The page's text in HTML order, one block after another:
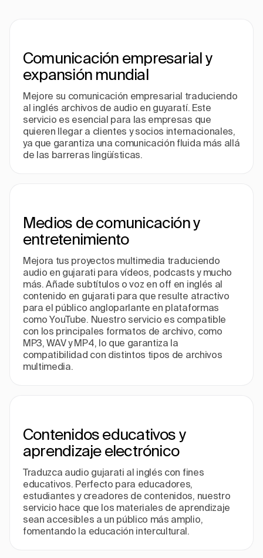
Comunicación empresarial y
expansión mundial
Mejore su comunicación empresarial traduciendo
al inglés archivos de audio en guyaratí. Este
servicio es esencial para las empresas que
quieren llegar a clientes y socios internacionales,
ya que garantiza una comunicación fluida más allá
de las barreras lingüísticas.
Medios de comunicación y
entretenimiento
Mejora tus proyectos multimedia traduciendo
audio en gujarati para vídeos, podcasts y mucho
más. Añade subtítulos o voz en off en inglés al
contenido en gujarati para que resulte atractivo
para el público angloparlante en plataformas
como YouTube. Nuestro servicio es compatible
con los principales formatos de archivo, como
MP3, WAV y MP4, lo que garantiza la
compatibilidad con distintos tipos de archivos
multimedia.
Contenidos educativos y
aprendizaje electrónico
Traduzca audio gujarati al inglés con fines
educativos. Perfecto para educadores,
estudiantes y creadores de contenidos, nuestro
servicio hace que los materiales de aprendizaje
sean accesibles a un público más amplio,
fomentando la educación intercultural.